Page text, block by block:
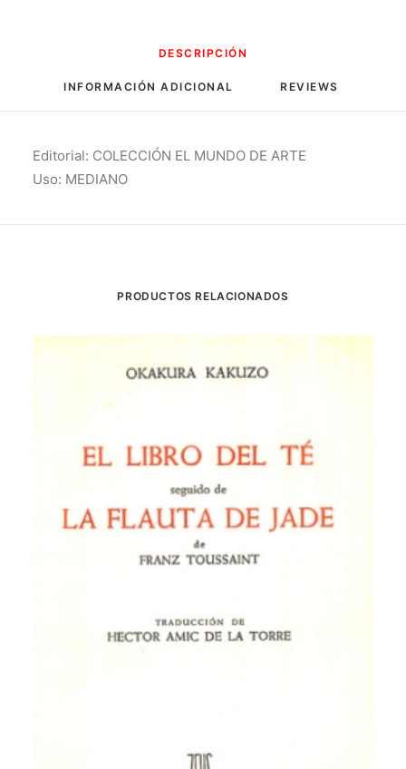
DESCRIPCIÓN
INFORMACIÓN ADICIONAL REVIEWS
Editorial: COLECCIÓN EL MUNDO DE ARTE
Uso: MEDIANO
PRODUCTOS RELACIONADOS